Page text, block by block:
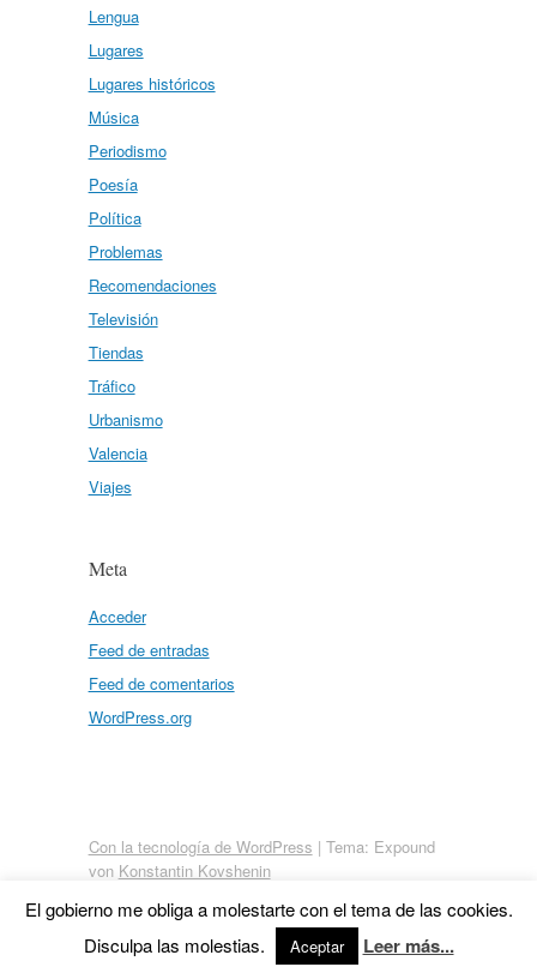
Lengua
Lugares
Lugares históricos
Música
Periodismo
Poesía
Política
Problemas
Recomendaciones
Televisión
Tiendas
Tráfico
Urbanismo
Valencia
Viajes
Meta
Acceder
Feed de entradas
Feed de comentarios
WordPress.org
Con la tecnología de WordPress | Tema: Expound
von Konstantin Kovshenin
El gobierno me obliga a molestarte con el tema de las cookies.
Disculpa las molestias.
Aceptar Leer más...